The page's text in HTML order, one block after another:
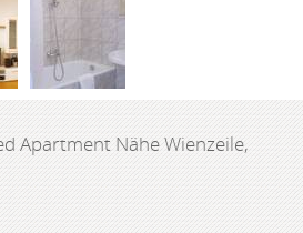
Apartment Nähe Wienzeile,